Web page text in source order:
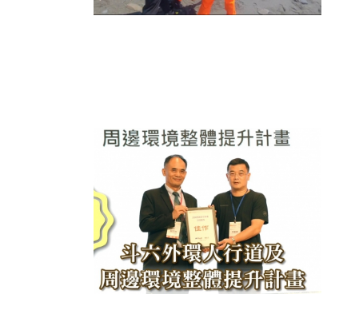
44
頭條
199
文教